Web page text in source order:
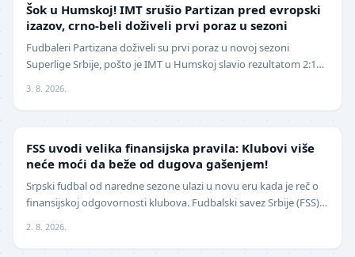
Šok u Humskoj! IMT srušio Partizan pred evropski
izazov, crno-beli doživeli prvi poraz u sezoni
Fudbaleri Partizana doživeli su prvi poraz u novoj sezoni
Superlige Srbije, pošto je IMT u Humskoj slavio rezultatom 2:1
3. 8. 2026.
FSS uvodi velika finansijska pravila: Klubovi više
neće moći da beže od dugova gašenjem!
Srpski fudbal od naredne sezone ulazi u novu eru kada je reč o
finansijskoj odgovornosti klubova. Fudbalski savez Srbije (FSS)
2. 8. 2026.